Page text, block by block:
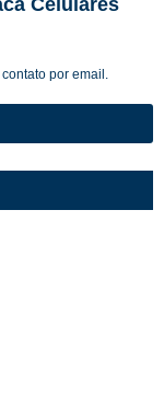
Celulares
por email.